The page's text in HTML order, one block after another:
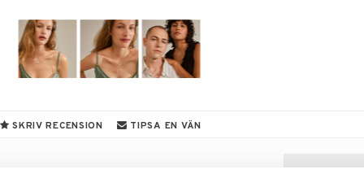
SKRIV RECENSION TIPSA EN VÄN